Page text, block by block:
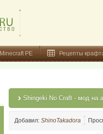
Minecraft PE Рецепты
Shingeki No Craft - мод на
Добавил: ShinoTakadora